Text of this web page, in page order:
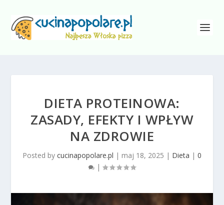
DIETA PROTEINOWA:
ZASADY, EFEKTY I WPŁYW
NA ZDROWIE
Posted by cucinapopolare.pl | maj 18, 2025 | Dieta | 0
|